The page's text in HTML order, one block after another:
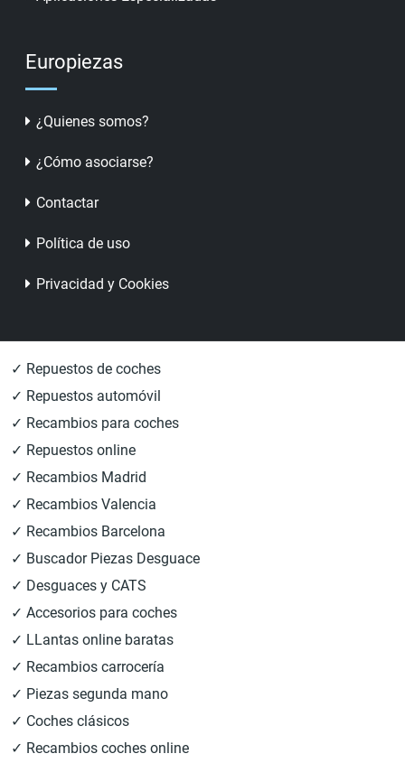
Europiezas
¿Quienes somos?
¿Cómo asociarse?
Contactar
Política de uso
Privacidad y Cookies
✓ Repuestos de coches
✓ Repuestos automóvil
✓ Recambios para coches
✓ Repuestos online
✓ Recambios Madrid
✓ Recambios Valencia
✓ Recambios Barcelona
✓ Buscador Piezas Desguace
✓ Desguaces y CATS
✓ Accesorios para coches
✓ LLantas online baratas
✓ Recambios carrocería
✓ Piezas segunda mano
✓ Coches clásicos
✓ Recambios coches online